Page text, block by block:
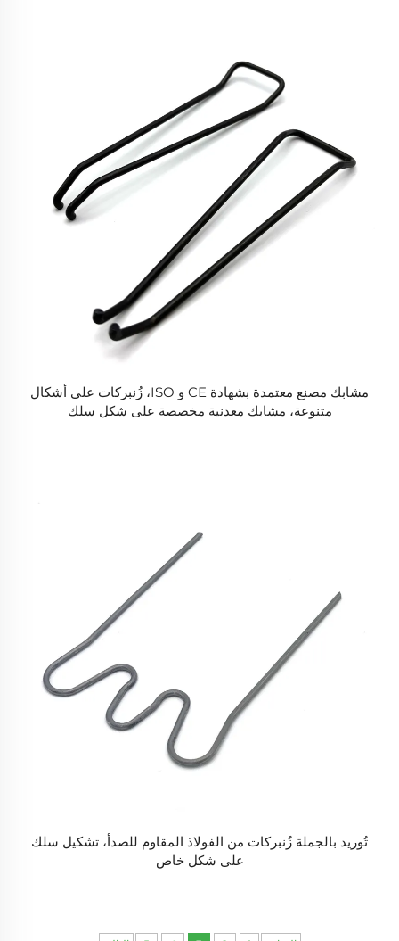
مشابك مصنع معتمدة بشهادة CE و ISO، زُنبركات على أشكال
متنوعة، مشابك معدنية مخصصة على شكل سلك
تُوريد بالجملة زُنبركات من الفولاذ المقاوم للصدأ، تشكيل سلك
على شكل خاص